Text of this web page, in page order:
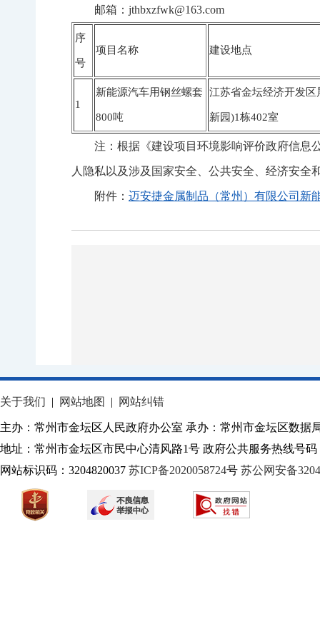
邮箱：jthbxzfwk@163.com
序
号
项目名称 建设地点
1
新能源汽车用钢丝螺套
800吨
江苏省金坛经济开发
新园)1栋402室
注：根据《建设项目环境影响评价政府信息
人隐私以及涉及国家安全、公共安全、经济安全
附件： 迈安捷金属制品（常州）有限公司新
关于我们 | 网站地图 | 网站纠错
主办：常州市金坛区人民政府办公室 承办：常州市金坛区数据
地址：常州市金坛区市民中心清风路1号 政府公共服务热线号码
网站标识码：3204820037 苏ICP备2020058724号 苏公网安备